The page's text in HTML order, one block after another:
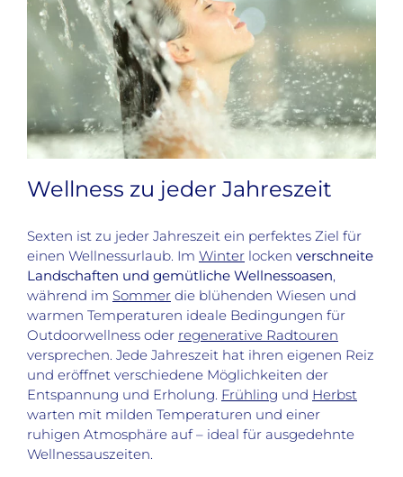
Wellness zu jeder Jahreszeit
Sexten ist zu jeder Jahreszeit ein perfektes Ziel für
einen Wellnessurlaub. Im Winterlocken verschneite
Landschaften und gemütliche Wellnessoasen,
während im Sommerdie blühenden Wiesen und
warmen Temperaturen ideale Bedingungen für
Outdoorwellness oder regenerative Radtouren
versprechen. Jede Jahreszeit hat ihren eigenen Reiz
und eröffnet verschiedene Möglichkeiten der
Entspannung und Erholung. Frühling und Herbst
warten mit milden Temperaturen und einer
ruhigen Atmosphäre auf – ideal für ausgedehnte
Wellnessauszeiten.